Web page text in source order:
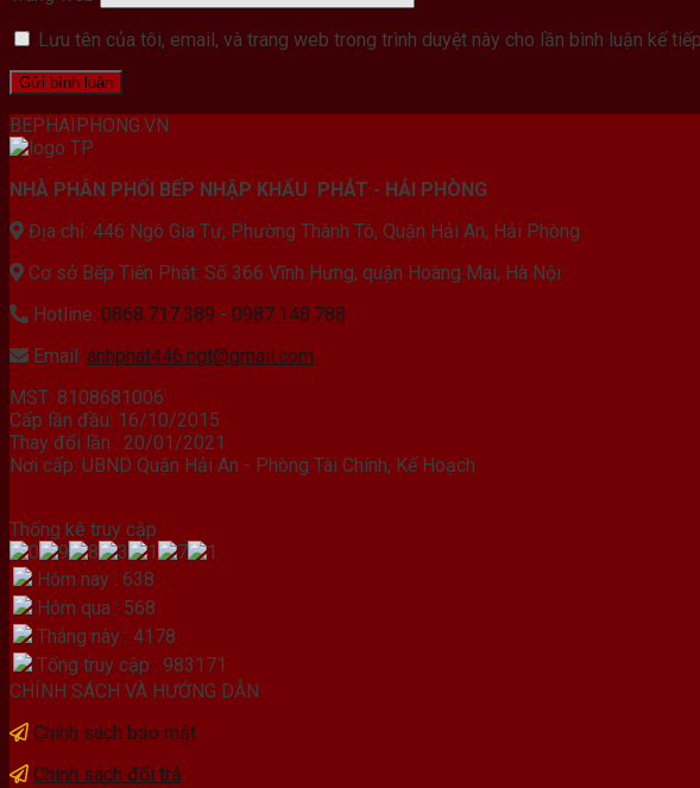
Lưu tên của tôi, email, và trang web trong trình duyệt này cho lần bình luận kế
BEPHAIPHONG.VN
NHÀ PHÂN PHỐI BẾP NHẬP KHẨU PHÁT - HẢI PHÒNG
Địa chỉ: 446 Ngô Gia Tự, Phường Thành Tô, Quận Hải An, Hải Phòng
Cơ sở Bếp Tiến Phát: Số 366 Vĩnh Hưng, quận Hoàng Mai, Hà Nội
Hotline: 0868.717.389 - 0987.148.788
Email: anhphat446.ngt@gmail.com
MST: 8108681006
Cấp lần đầu: 16/10/2015
Thay đổi lần : 20/01/2021
Nơi cấp: UBND Quận Hải An - Phòng Tài Chính, Kế Hoạch
Thống kê truy cập
Hôm nay : 638
Hôm qua : 568
Tháng này : 4178
Tổng truy cập : 983171
CHÍNH SÁCH VÀ HƯỚNG DẪN
Chính sách bảo mật
Chính sách đổi trả